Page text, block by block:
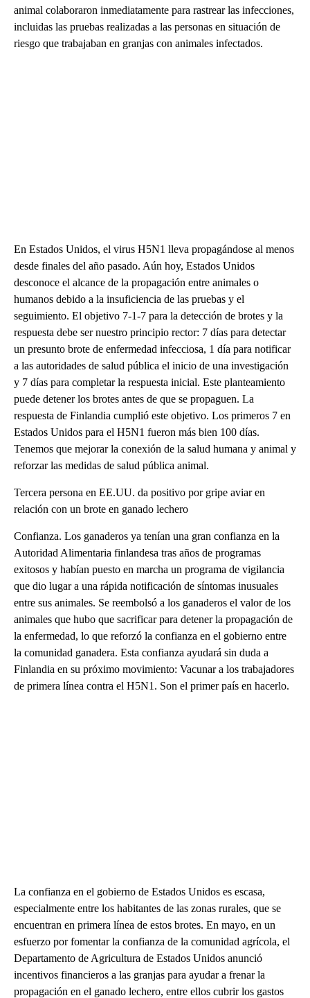
animal colaboraron inmediatamente para rastrear las infecciones,
incluidas las pruebas realizadas a las personas en situación de
riesgo que trabajaban en granjas con animales infectados.
En Estados Unidos, el virus H5N1 lleva propagándose al menos
desde finales del año pasado. Aún hoy, Estados Unidos
desconoce el alcance de la propagación entre animales o
humanos debido a la insuficiencia de las pruebas y el
seguimiento. El objetivo 7-1-7 para la detección de brotes y la
respuesta debe ser nuestro principio rector: 7 días para detectar
un presunto brote de enfermedad infecciosa, 1 día para notificar
a las autoridades de salud pública el inicio de una investigación
y 7 días para completar la respuesta inicial. Este planteamiento
puede detener los brotes antes de que se propaguen. La
respuesta de Finlandia cumplió este objetivo. Los primeros 7 en
Estados Unidos para el H5N1 fueron más bien 100 días.
Tenemos que mejorar la conexión de la salud humana y animal y
reforzar las medidas de salud pública animal.
Tercera persona en EE.UU. da positivo por gripe aviar en
relación con un brote en ganado lechero
Confianza. Los ganaderos ya tenían una gran confianza en la
Autoridad Alimentaria finlandesa tras años de programas
exitosos y habían puesto en marcha un programa de vigilancia
que dio lugar a una rápida notificación de síntomas inusuales
entre sus animales. Se reembolsó a los ganaderos el valor de los
animales que hubo que sacrificar para detener la propagación de
la enfermedad, lo que reforzó la confianza en el gobierno entre
la comunidad ganadera. Esta confianza ayudará sin duda a
Finlandia en su próximo movimiento: Vacunar a los trabajadores
de primera línea contra el H5N1. Son el primer país en hacerlo.
La confianza en el gobierno de Estados Unidos es escasa,
especialmente entre los habitantes de las zonas rurales, que se
encuentran en primera línea de estos brotes. En mayo, en un
esfuerzo por fomentar la confianza de la comunidad agrícola, el
Departamento de Agricultura de Estados Unidos anunció
incentivos financieros a las granjas para ayudar a frenar la
propagación en el ganado lechero, entre ellos cubrir los gastos